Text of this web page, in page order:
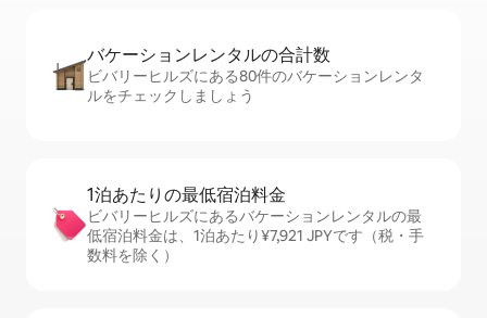
バケーションレ⁠ン⁠タ⁠ル⁠の合⁠計⁠数
ビバリーヒルズにある80件のバケーションレンタ
ルをチェックしましょう
1泊あたりの最⁠低⁠宿⁠泊⁠料⁠金
ビバリーヒルズにあるバケーションレンタルの最
低宿泊料金は、1泊あたり¥7,921 JPYです（税・手
数料を除く）